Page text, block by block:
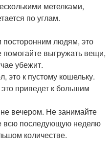
метелками,
по углам.
посторонним людям, это
помогайте выгружать вещи,
убежит.
это к пустому кошельку.
приведет к большим
вечером. Не занимайте
всю последующую неделю
количестве.